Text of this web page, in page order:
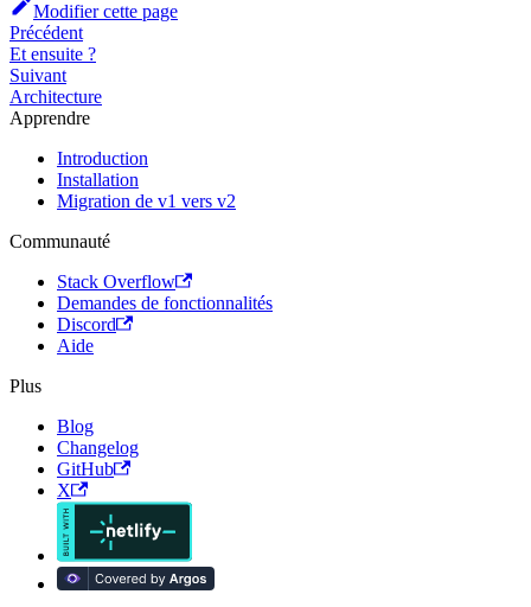
Modifier cette page
Précédent
Et ensuite ?
Suivant
Architecture
Apprendre
Introduction
Installation
Migration de v1 vers v2
Communauté
Stack Overflow
Demandes de fonctionnalités
Discord
Aide
Plus
Blog
Changelog
GitHub
X